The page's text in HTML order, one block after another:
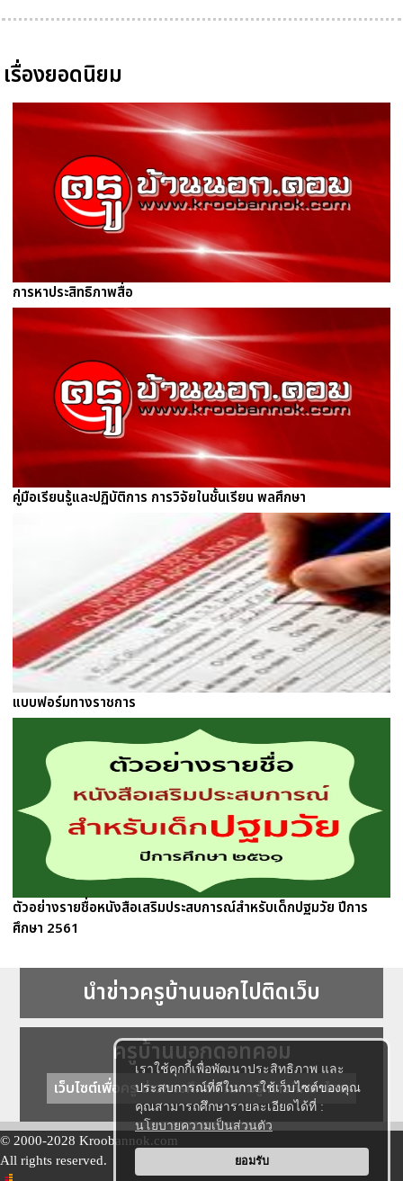
เราใช้คุกกี้เพื่อพัฒนาประสิทธิภาพ และ
ประสบการณ์ที่ดีในการใช้เว็บไซต์ของคุณ
คุณสามารถศึกษารายละเอียดได้ที่ :
นโยบายความเป็นส่วนตัว
ยอมรับ
เรื่องยอดนิยม
การหาประสิทธิภาพสื่อ
คู่มือเรียนรู้และปฏิบัติการ การวิจัยในชั้นเรียน พลศึกษา
แบบฟอร์มทางราชการ
ตัวอย่างรายชื่อหนังสือเสริมประสบการณ์สำหรับเด็กปฐมวัย ปีการ
ศึกษา 2561
นำข่าวครูบ้านนอกไปติดเว็บ
ครูบ้านนอกดอทคอม
เว็บไซต์เพื่อครู ข่าวการศึกษา ความรู้ การศึกษาไทย
© 2000-2028 Kroobannok.com
All rights reserved.